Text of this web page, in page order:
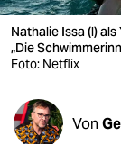
verlag
verlag
shop
Nathalie Issa (l)
„Die
Foto: Netflix
Von